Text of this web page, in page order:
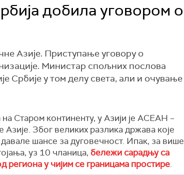
добила уговором о
Азије. Приступање уговору о
Министар спољних послова
Србије у том делу света, али и очување
Старом континенту, у Азији је АСЕАН –
Због великих разлика држава које
шансе за дуговечност. Ипак, за више
уз 10 чланица, бележи сарадњу са
региона у чијим се границама простире.